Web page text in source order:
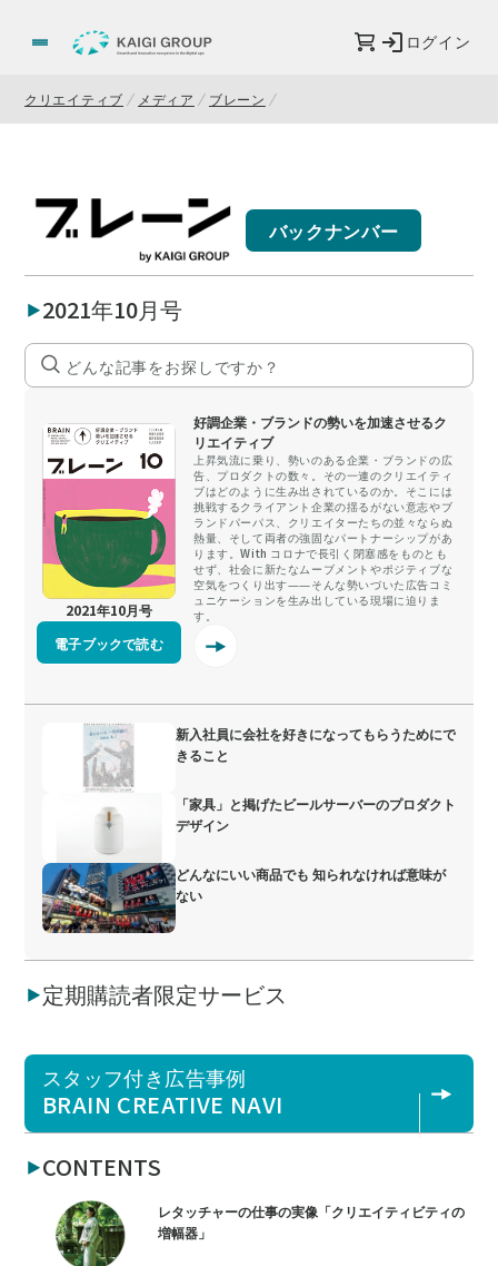
ログイン
クリエイティブ メディア ブレーン
バックナンバー
2021年10月号
2021年10月号
電子ブックで読む
好調企業・ブランドの勢いを加速させるク
リエイティブ
上昇気流に乗り、勢いのある企業・ブランドの広
告、プロダクトの数々。その一連のクリエイティ
ブはどのように生み出されているのか。そこには
挑戦するクライアント企業の揺るがない意志やブ
ランドパーパス、クリエイターたちの並々ならぬ
熱量、そして両者の強固なパートナーシップがあ
ります。With コロナで長引く閉塞感をものとも
せず、社会に新たなムーブメントやポジティブな
空気をつくり出す――そんな勢いづいた広告コミ
ュニケーションを生み出している現場に迫りま
す。
新入社員に会社を好きになってもらうためにで
きること
「家具」と掲げたビールサーバーのプロダクト
デザイン
どんなにいい商品でも 知られなければ意味が
ない
定期購読者限定サービス
スタッフ付き広告事例
BRAIN CREATIVE NAVI
CONTENTS
レタッチャーの仕事の実像「クリエイティビティの
増幅器」